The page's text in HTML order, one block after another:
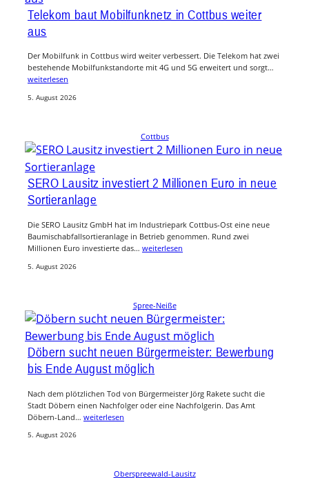
Telekom baut Mobilfunknetz in Cottbus weiter
aus
Der Mobilfunk in Cottbus wird weiter verbessert. Die Telekom hat zwei
bestehende Mobilfunkstandorte mit 4G und 5G erweitert und sorgt…
weiterlesen
5. August 2026
Cottbus
SERO Lausitz investiert 2 Millionen Euro in neue
Sortieranlage
Die SERO Lausitz GmbH hat im Industriepark Cottbus-Ost eine neue
Baumischabfallsortieranlage in Betrieb genommen. Rund zwei
Millionen Euro investierte das… weiterlesen
5. August 2026
Spree-Neiße
Döbern sucht neuen Bürgermeister: Bewerbung
bis Ende August möglich
Nach dem plötzlichen Tod von Bürgermeister Jörg Rakete sucht die
Stadt Döbern einen Nachfolger oder eine Nachfolgerin. Das Amt
Döbern-Land… weiterlesen
5. August 2026
Oberspreewald-Lausitz